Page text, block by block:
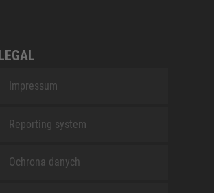
LEGAL
Impressum
Reporting system
Ochrona danych